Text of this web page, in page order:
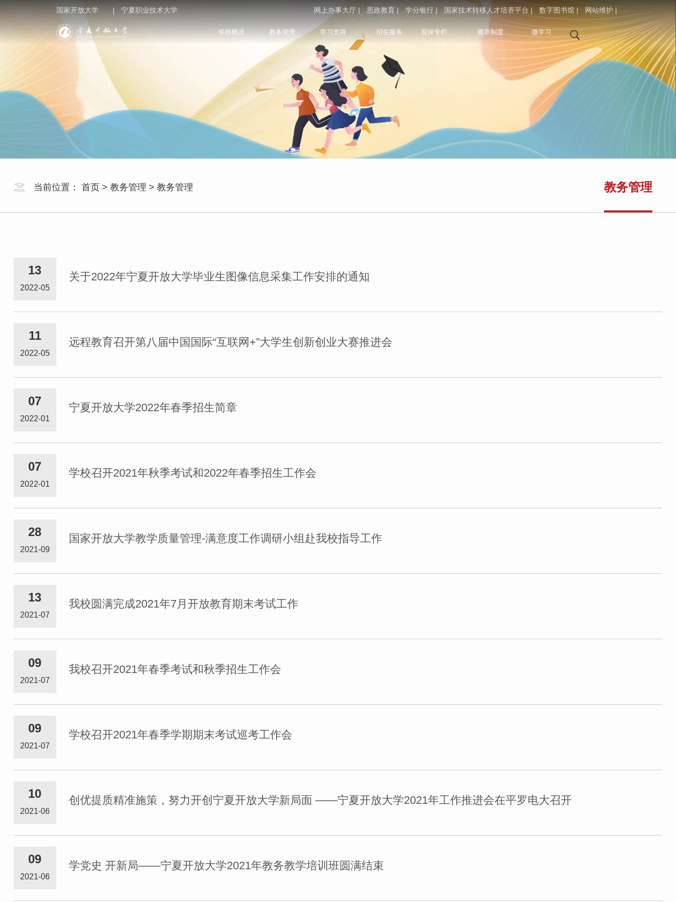
国家开放大学 | 宁夏职业技术大学 网上办事大厅 | 思政教育 | 学分银行 | 国家技术转移人才培养平台 | 数字图书馆 | 网站维护 |
学校概况 教务管理 学习支持 招生服务 迎评专栏 规章制度 微学习
当前位置： 首页 > 教务管理 > 教务管理 教务管理
13
2022-05
关于2022年宁夏开放大学毕业生图像信息采集工作安排的通知
11
2022-05
远程教育召开第八届中国国际“互联网+”大学生创新创业大赛推进会
07
2022-01
宁夏开放大学2022年春季招生简章
07
2022-01
学校召开2021年秋季考试和2022年春季招生工作会
28
2021-09
国家开放大学教学质量管理-满意度工作调研小组赴我校指导工作
13
2021-07
我校圆满完成2021年7月开放教育期末考试工作
09
2021-07
我校召开2021年春季考试和秋季招生工作会
09
2021-07
学校召开2021年春季学期期末考试巡考工作会
10
2021-06
创优提质精准施策，努力开创宁夏开放大学新局面 ——宁夏开放大学2021年工作推进会在平罗电大召开
09
2021-06
学党史 开新局——宁夏开放大学2021年教务教学培训班圆满结束